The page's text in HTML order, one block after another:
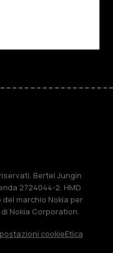
Bertel Jungin
2724044-2. HMD
marchio Nokia per
Nokia Corporation.
cookieEtica